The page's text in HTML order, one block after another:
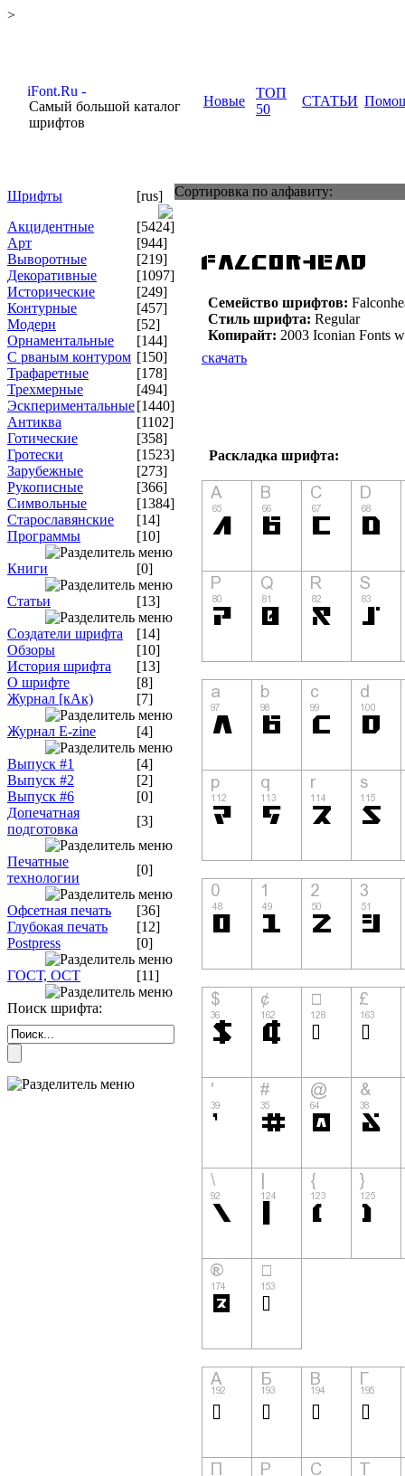
>
Самый большой каталог
шрифтов
Новые
ТОП
50
СТАТЬИ
Шрифты
[rus]
Акцидентные
[5424]
Арт
[944]
Выворотные
[219]
Декоративные
[1097]
Исторические
[249]
Контурные
[457]
Модерн
[52]
Орнаментальные
[144]
С рваным контуром [150]
Трафаретные
[178]
Трехмерные
[494]
Эскпериментальные[1440]
Антиква
[1102]
Готические
[358]
Гротески
[1523]
Зарубежные
[273]
Рукописные
[366]
Символьные
[1384]
Старославянские
[14]
Программы
[10]
Книги [0]
Статьи [13]
Создатели шрифта
[14]
Обзоры
[10]
История шрифта
[13]
О шрифте
[8]
Журнал [кАк)
[7]
Журнал E-zine [4]
Выпуск #1
[4]
Выпуск #2
[2]
Выпуск #6
[0]
Допечатная
подготовка
[3]
Печатные
технологии
[0]
Офсетная печать
[36]
Глубокая печать
[12]
Postpress
[0]
ГОСТ, ОСТ [11]
Поиск шрифта:
Сортировка по алфавиту:
Семейство шрифтов:
Стиль шрифта: Regular
Копирайт: 2003 Iconian Fonts
скачать
Раскладка шрифта: